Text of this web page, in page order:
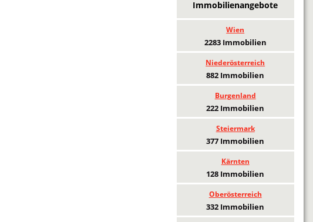
Immobilienangebote
Wien
2283 Immobilien
Niederösterreich
882 Immobilien
Burgenland
222 Immobilien
Steiermark
377 Immobilien
Kärnten
128 Immobilien
Oberösterreich
332 Immobilien